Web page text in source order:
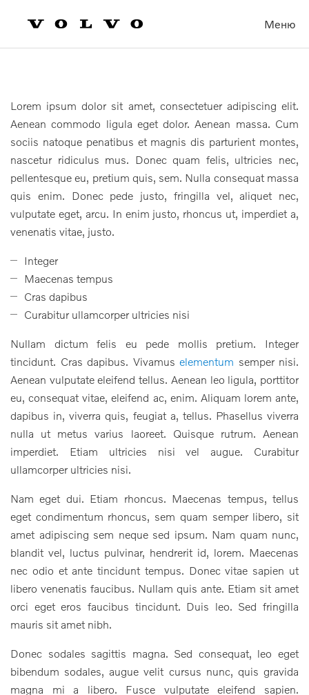
Меню
Lorem ipsum dolor sit amet, consectetuer adipiscing elit.
Aenean commodo ligula eget dolor. Aenean massa. Cum
sociis natoque penatibus et magnis dis parturient montes,
nascetur ridiculus mus. Donec quam felis, ultricies nec,
pellentesque eu, pretium quis, sem. Nulla consequat massa
quis enim. Donec pede justo, fringilla vel, aliquet nec,
vulputate eget, arcu. In enim justo, rhoncus ut, imperdiet a,
venenatis vitae, justo.
Integer
Maecenas tempus
Cras dapibus
Curabitur ullamcorper ultricies nisi
Nullam dictum felis eu pede mollis pretium. Integer
tincidunt. Cras dapibus. Vivamus elementum semper nisi.
Aenean vulputate eleifend tellus. Aenean leo ligula, porttitor
eu, consequat vitae, eleifend ac, enim. Aliquam lorem ante,
dapibus in, viverra quis, feugiat a, tellus. Phasellus viverra
nulla ut metus varius laoreet. Quisque rutrum. Aenean
imperdiet. Etiam ultricies nisi vel augue. Curabitur
ullamcorper ultricies nisi.
Nam eget dui. Etiam rhoncus. Maecenas tempus, tellus
eget condimentum rhoncus, sem quam semper libero, sit
amet adipiscing sem neque sed ipsum. Nam quam nunc,
blandit vel, luctus pulvinar, hendrerit id, lorem. Maecenas
nec odio et ante tincidunt tempus. Donec vitae sapien ut
libero venenatis faucibus. Nullam quis ante. Etiam sit amet
orci eget eros faucibus tincidunt. Duis leo. Sed fringilla
mauris sit amet nibh.
Donec sodales sagittis magna. Sed consequat, leo eget
bibendum sodales, augue velit cursus nunc, quis gravida
magna mi a libero. Fusce vulputate eleifend sapien.